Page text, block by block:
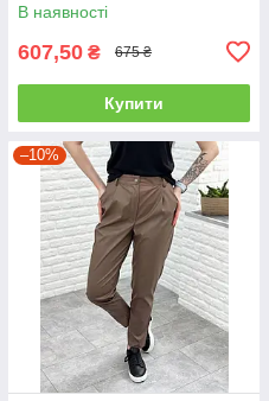
В наявності
607,50 ₴ 675 ₴
Купити
–10%